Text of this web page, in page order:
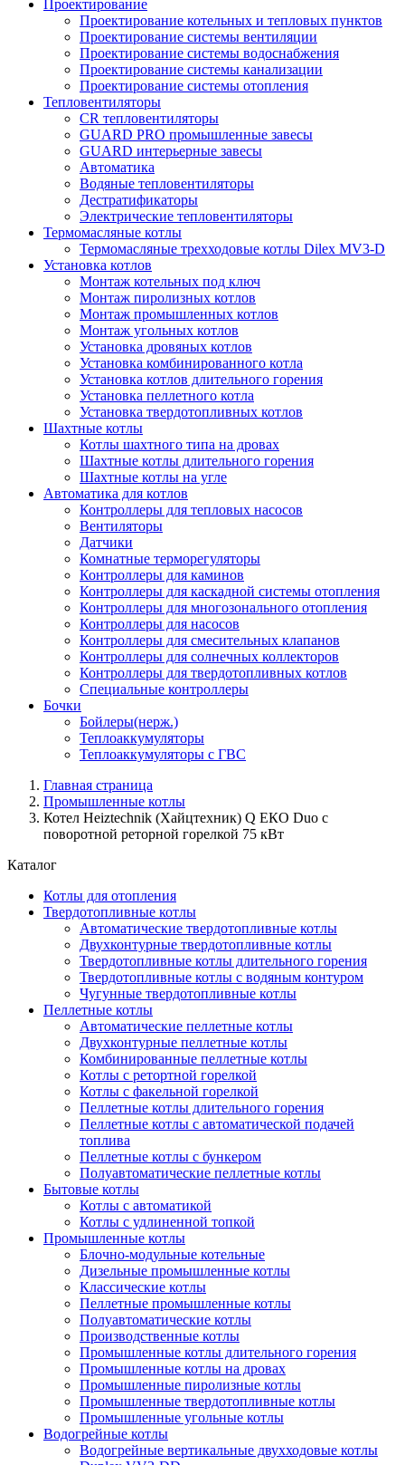
Проектирование
Проектирование котельных и тепловых пунктов
Проектирование системы вентиляции
Проектирование системы водоснабжения
Проектирование системы канализации
Проектирование системы отопления
Тепловентиляторы
CR тепловентиляторы
GUARD PRO промышленные завесы
GUARD интерьерные завесы
Автоматика
Водяные тепловентиляторы
Дестратификаторы
Электрические тепловентиляторы
Термомасляные котлы
Термомасляные трехходовые котлы Dilex MV3-D
Установка котлов
Монтаж котельных под ключ
Монтаж пиролизных котлов
Монтаж промышленных котлов
Монтаж угольных котлов
Установка дровяных котлов
Установка комбинированного котла
Установка котлов длительного горения
Установка пеллетного котла
Установка твердотопливных котлов
Шахтные котлы
Котлы шахтного типа на дровах
Шахтные котлы длительного горения
Шахтные котлы на угле
Автоматика для котлов
Контроллеры для тепловых насосов
Вентиляторы
Датчики
Комнатные терморегуляторы
Контроллеры для каминов
Контроллеры для каскадной системы отопления
Контроллеры для многозонального отопления
Контроллеры для насосов
Контроллеры для смесительных клапанов
Контроллеры для солнечных коллекторов
Контроллеры для твердотопливных котлов
Специальные контроллеры
Бочки
Бойлеры(нерж.)
Теплоаккумуляторы
Теплоаккумуляторы с ГВС
Главная страница
Промышленные котлы
Котел Heiztechnik (Хайцтехник) Q ЕКO Duo с
поворотной реторной горелкой 75 кВт
Каталог
Котлы для отопления
Твердотопливные котлы
Автоматические твердотопливные котлы
Двухконтурные твердотопливные котлы
Твердотопливные котлы длительного горения
Твердотопливные котлы с водяным контуром
Чугунные твердотопливные котлы
Пеллетные котлы
Автоматические пеллетные котлы
Двухконтурные пеллетные котлы
Комбинированные пеллетные котлы
Котлы с ретортной горелкой
Котлы с факельной горелкой
Пеллетные котлы длительного горения
Пеллетные котлы с автоматической подачей
топлива
Пеллетные котлы с бункером
Полуавтоматические пеллетные котлы
Бытовые котлы
Котлы с автоматикой
Котлы с удлиненной топкой
Промышленные котлы
Блочно-модульные котельные
Дизельные промышленные котлы
Классические котлы
Пеллетные промышленные котлы
Полуавтоматические котлы
Производственные котлы
Промышленные котлы длительного горения
Промышленные котлы на дровах
Промышленные пиролизные котлы
Промышленные твердотопливные котлы
Промышленные угольные котлы
Водогрейные котлы
Водогрейные вертикальные двухходовые котлы